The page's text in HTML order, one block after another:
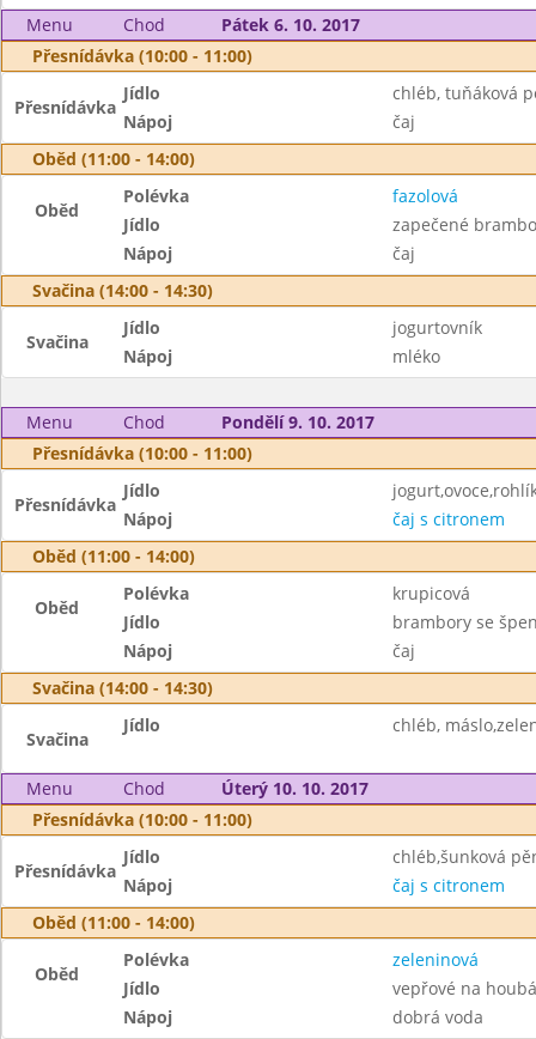
Menu
Chod
Pátek 6. 10. 2017
Přesnídávka (10:00 - 11:00)
Přesnídávka
Jídlo
chléb, tuňáková
Nápoj
čaj
Oběd (11:00 - 14:00)
Oběd
Polévka
fazolová
Jídlo
zapečené
Nápoj
čaj
Svačina (14:00 - 14:30)
Svačina
Jídlo
jogurtovník
Nápoj
mléko
Menu Chod
Pondělí 9. 10. 2017
Přesnídávka (10:00 - 11:00)
Přesnídávka
Jídlo
Nápoj
čaj s citronem
Oběd (11:00 - 14:00)
Oběd
Polévka
krupicová
Jídlo
brambory se
Nápoj
čaj
Svačina (14:00 - 14:30)
Svačina
Jídlo chléb,
Menu Chod
Úterý 10. 10. 2017
Přesnídávka (10:00 - 11:00)
Přesnídávka
Jídlo
chléb,šunková
Nápoj
čaj s citronem
Oběd (11:00 - 14:00)
Oběd
Polévka
zeleninová
Jídlo
vepřové na
Nápoj
dobrá voda